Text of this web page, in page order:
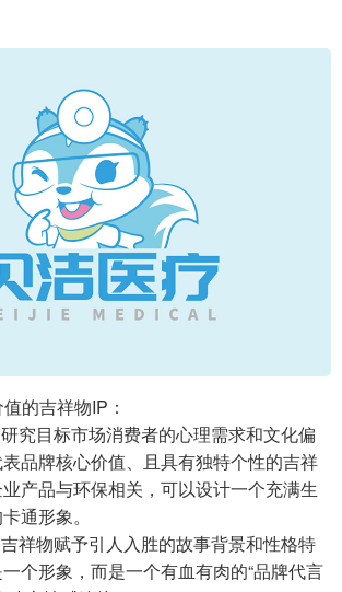
的吉祥物IP：
究目标市场消费者的心理需求和文化偏
品牌核心价值、且具有独特个性的吉祥
产品与环保相关，可以设计一个充满生
通形象。
祥物赋予引人入胜的故事背景和性格特
个形象，而是一个有血有肉的“品牌代言